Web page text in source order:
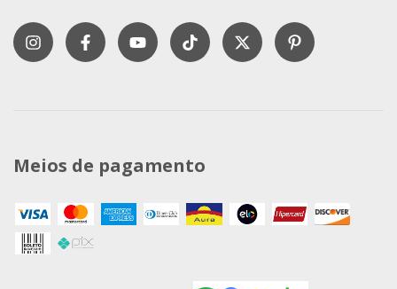
Meios de pagamento